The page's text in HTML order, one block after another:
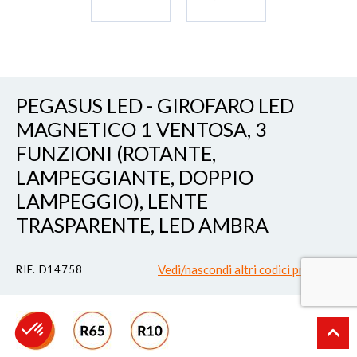
PEGASUS LED - GIROFARO LED
MAGNETICO 1 VENTOSA, 3
FUNZIONI (ROTANTE,
LAMPEGGIANTE, DOPPIO
LAMPEGGIO), LENTE
TRASPARENTE, LED AMBRA
RIF. D14758 Vedi/nascondi altri codici prodotto